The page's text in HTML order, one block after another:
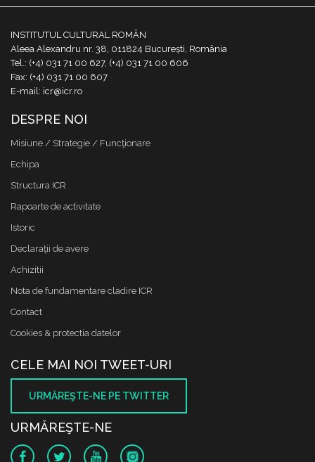
INSTITUTUL CULTURAL ROMÂN
Aleea Alexandru nr. 38, 011824 București, România
Tel.: (+4) 031 71 00 627, (+4) 031 71 00 606
Fax: (+4) 031 71 00 607
E-mail: icr@icr.ro
DESPRE NOI
Misiune / Strategie / Funcţionare
Echipa
Structura ICR
Rapoarte de activitate
Istoric
Declaraţii de avere
Achizitii
Nota de fundamentare cladire ICR
Contact
Cookies & protectia datelor
CELE MAI NOI TWEET-URI
URMĂREŞTE-NE PE TWITTER
URMĂREŞTE-NE